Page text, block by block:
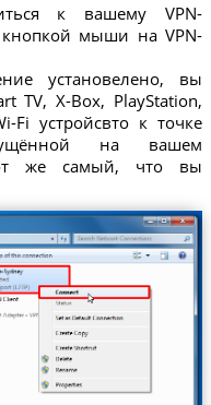
к вашему VPN-
мыши на VPN-
установелено, вы
TV, X-Box, PlayStation,
Fi устройсвто к точке
на вашем
же самый, что вы